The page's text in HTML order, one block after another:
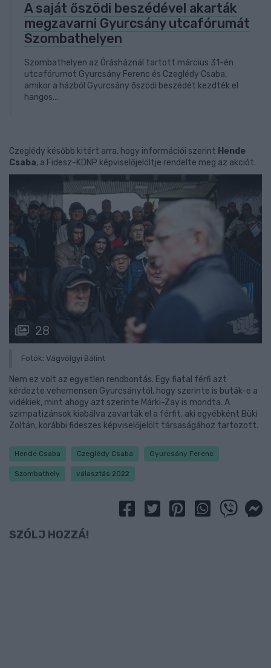
A saját őszödi beszédével akarták
megzavarni Gyurcsány utcafórumát
Szombathelyen
Szombathelyen az Órásháznál tartott március 31-én
utcafórumot Gyurcsány Ferenc és Czeglédy Csaba,
amikor a házból Gyurcsány őszödi beszédét kezdték el
hangos...
Czeglédy később kitért arra, hogy információi szerint Hende
Csaba, a Fidesz-KDNP képviselőjelöltje rendelte meg az akciót.
28
Fotók: Vágvölgyi Bálint
Nem ez volt az egyetlen rendbontás. Egy fiatal férfi azt
kérdezte vehemensen Gyurcsánytól, hogy szerinte is buták-e a
vidékiek, mint ahogy azt szerinte Márki-Zay is mondta. A
szimpatizánsok kiabálva zavarták el a férfit, aki egyébként Büki
Zoltán, korábbi fideszes képviselőjelölt társaságához tartozott.
Hende Csaba Czeglédy Csaba Gyurcsány Ferenc
Szombathely választás 2022
SZÓLJ HOZZÁ!